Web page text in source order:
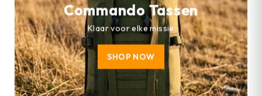
Commando Tassen
Klaar voor elke missie
SHOP NOW